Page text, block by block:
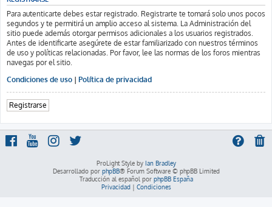
Para autenticarte debes estar registrado. Registrarte te tomará solo unos pocos
segundos y te permitirá un amplio acceso al sistema. La Administración del
sitio puede además otorgar permisos adicionales a los usuarios registrados.
Antes de identificarte asegúrete de estar familiarizado con nuestros términos
de uso y políticas relacionadas. Por favor, lee las normas de los foros mientras
navegas por el sitio.
Condiciones de uso | Política de privacidad
Registrarse
ProLight Style by Ian Bradley
Desarrollado por phpBB® Forum Software © phpBB Limited
Traducción al español por phpBB España
Privacidad| Condiciones